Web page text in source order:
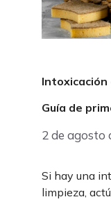
Intoxicación
Guía de
2 de agosto
Si hay una
limpieza,